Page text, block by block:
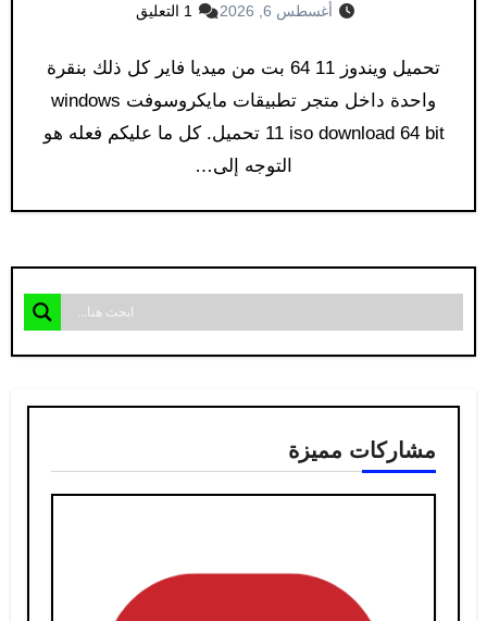
أغسطس 6, 2026 1 التعليق
تحميل ويندوز 11 64 بت من ميديا فاير كل ذلك بنقرة
واحدة داخل متجر تطبيقات مايكروسوفت windows
11 iso download 64 bit تحميل. كل ما عليكم فعله هو
التوجه إلى…
مشاركات مميزة